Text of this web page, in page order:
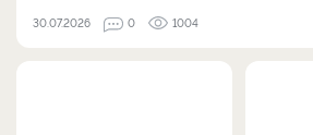
30.07.2026 0 1004